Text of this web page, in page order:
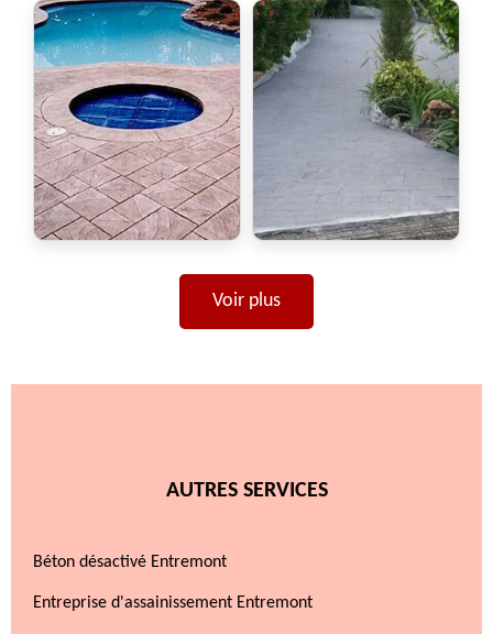
Voir plus
AUTRES SERVICES
Béton désactivé Entremont
Entreprise d'assainissement Entremont